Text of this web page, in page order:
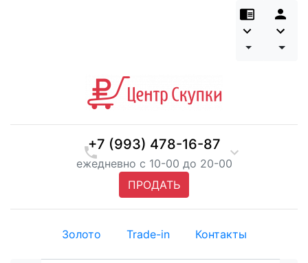
+7 (993) 478-16-87
ежедневно с 10-00 до 20-00
ПРОДАТЬ
Золото Trade-in Контакты